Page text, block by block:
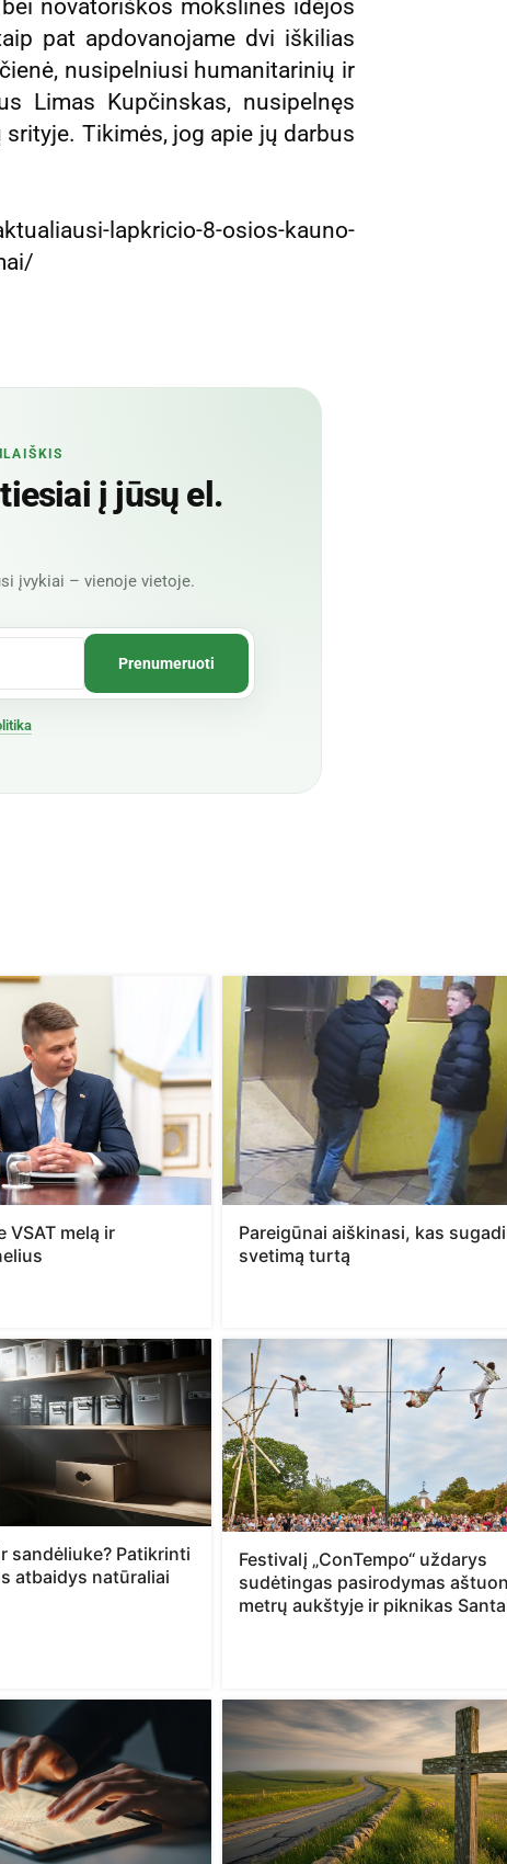
novatoriškos mokslinės idėjos
pat apdovanojame dvi iškilias
nusipelniusi humanitarinių ir
Limas Kupčinskas, nusipelnęs
Tikimės, jog apie jų darbus
lapkricio-8-osios-kauno-
į jūsų el.
įvykiai – vienoje vietoje.
VSAT melą ir
Pareigūnai aiškinasi, kas
svetimą turtą
sandėliuke? Patikrinti
atbaidys natūraliai
Festivalį „ConTempo“ uždarys
sudėtingas pasirodymas
metrų aukštyje ir piknikas